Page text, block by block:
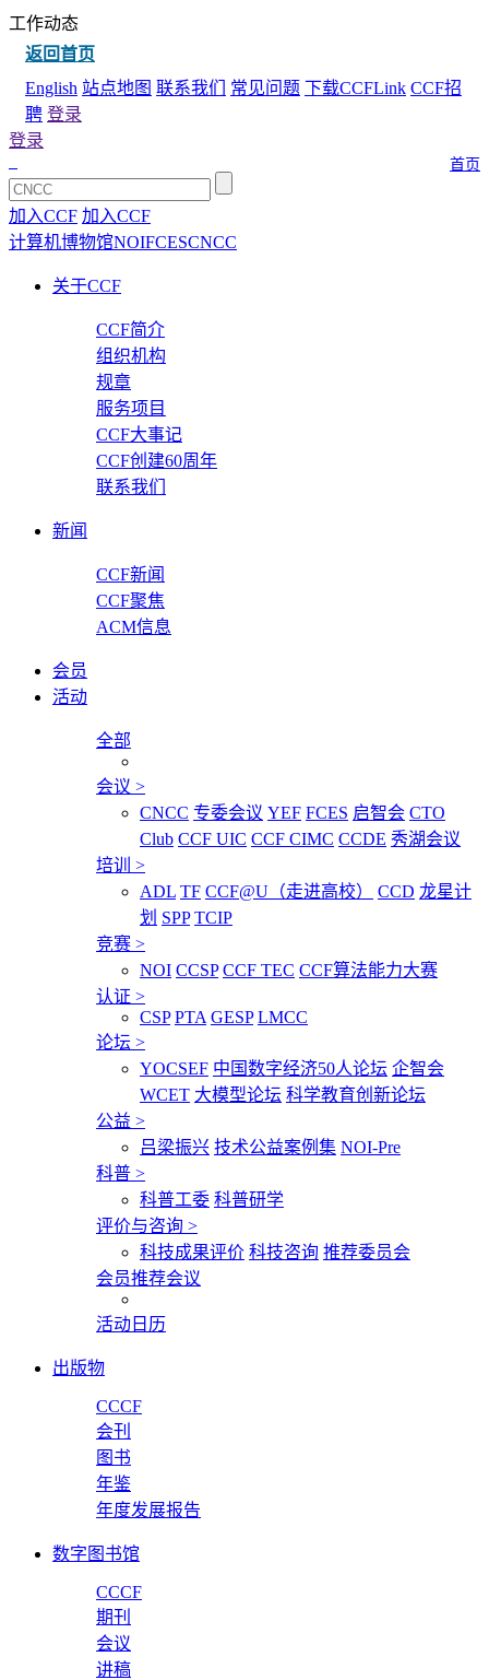
工作动态
返回首页
English 站点地图 联系我们 常见问题 下载CCFLink CCF招
聘 登录
首页
登录
加入CCF 加入CCF
计算机博物馆NOIFCESCNCC
关于CCF
CCF简介
组织机构
规章
服务项目
CCF大事记
CCF创建60周年
联系我们
新闻
CCF新闻
CCF聚焦
ACM信息
会员
活动
全部
会议 >
CNCC 专委会议 YEF FCES 启智会 CTO
Club CCF UIC CCF CIMC CCDE 秀湖会议
培训 >
ADL TF CCF@U（走进高校） CCD 龙星计
划 SPP TCIP
竞赛 >
NOI CCSP CCF TEC CCF算法能力大赛
认证 >
CSP PTA GESP LMCC
论坛 >
YOCSEF 中国数字经济50人论坛 企智会
WCET 大模型论坛 科学教育创新论坛
公益 >
吕梁振兴 技术公益案例集 NOI-Pre
科普 >
科普工委 科普研学
评价与咨询 >
科技成果评价 科技咨询 推荐委员会
会员推荐会议
活动日历
出版物
CCCF
会刊
图书
年鉴
年度发展报告
数字图书馆
CCCF
期刊
会议
讲稿